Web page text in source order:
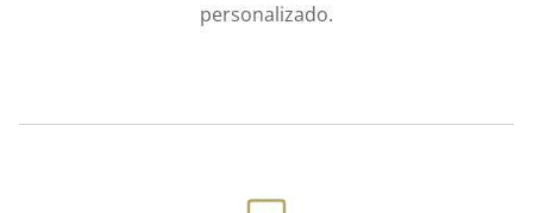
personalizado.